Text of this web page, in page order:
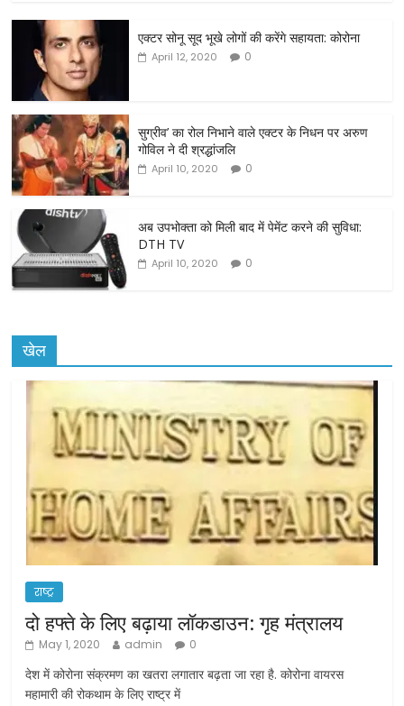
c
e
b
o
o
k
itt
er
ar
e
एक्टर सोनू सूद भूखे लोगों की करेंगे सहायता: कोरोना
April 12, 2020 0
सुग्रीव’ का रोल निभाने वाले एक्टर के निधन पर अरुण
गोविल ने दी श्रद्धांजलि
April 10, 2020 0
अब उपभोक्ता को मिली बाद में पेमेंट करने की सुविधा:
DTH TV
April 10, 2020 0
खेल
राष्ट्र
दो हफ्ते के लिए बढ़ाया लॉकडाउन: गृह मंत्रालय
May 1, 2020 admin 0
देश में कोरोना संक्रमण का खतरा लगातार बढ़ता जा रहा है. कोरोना वायरस
महामारी की रोकथाम के लिए राष्ट्र में